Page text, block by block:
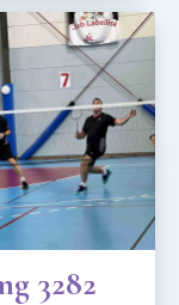
3282